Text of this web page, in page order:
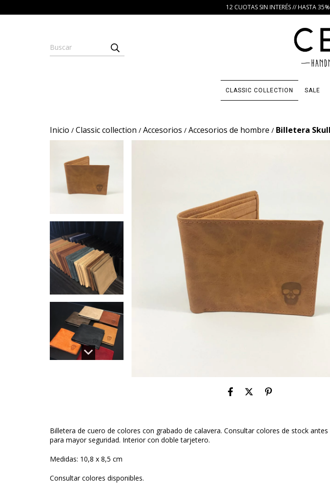
12 CUOTAS SIN INTERÉS // HASTA
CLASSIC COLLECTION SALE
Inicio / Classic collection / Accesorios / Accesorios de hombre / Billetera Skull
Billetera de cuero de colores con grabado de calavera. Consultar colores de stock
para mayor seguridad. Interior con doble tarjetero.
Medidas: 10,8 x 8,5 cm
Consultar colores disponibles.